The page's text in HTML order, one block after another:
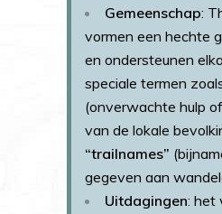
Gemeenschap:
vormen een hechte
en ondersteunen
speciale termen
(onverwachte hulp
van de lokale
“trailnames”
gegeven aan
Uitdagingen: het